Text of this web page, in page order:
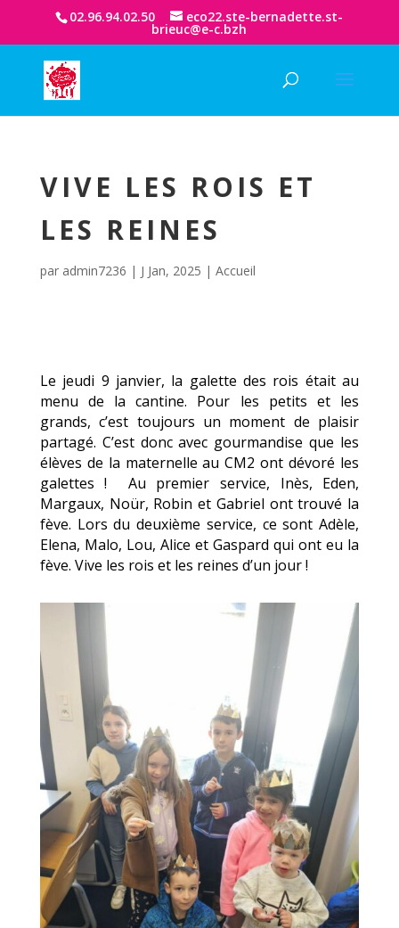
02.96.94.02.50 eco22.ste-bernadette.st-
brieuc@e-c.bzh
VIVE LES ROIS ET
LES REINES
par admin7236 | J Jan, 2025 | Accueil
Le jeudi 9 janvier, la galette des rois était au
menu de la cantine. Pour les petits et les
grands, c’est toujours un moment de plaisir
partagé. C’est donc avec gourmandise que les
élèves de la maternelle au CM2 ont dévoré les
galettes ! Au premier service, Inès, Eden,
Margaux, Noür, Robin et Gabriel ont trouvé la
fève. Lors du deuxième service, ce sont Adèle,
Elena, Malo, Lou, Alice et Gaspard qui ont eu la
fève. Vive les rois et les reines d’un jour !